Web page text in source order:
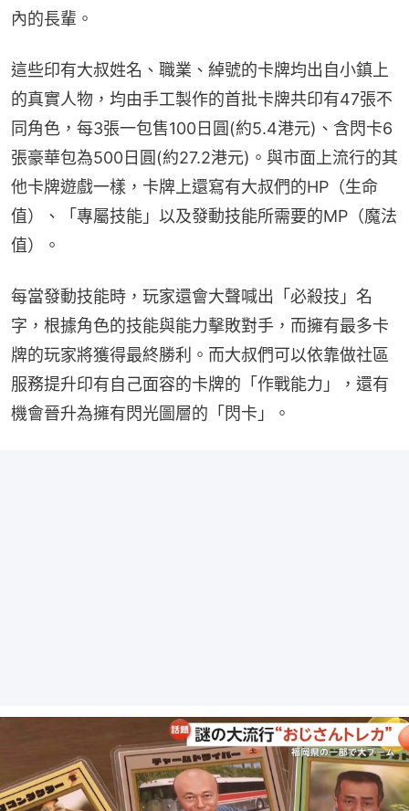
內的長輩。
這些印有大叔姓名、職業、綽號的卡牌均出自小鎮上
的真實人物，均由手工製作的首批卡牌共印有47張不
同角色，每3張一包售100日圓(約5.4港元)、含閃卡6
張豪華包為500日圓(約27.2港元)。與市面上流行的其
他卡牌遊戲一樣，卡牌上還寫有大叔們的HP（生命
值）、「專屬技能」以及發動技能所需要的MP（魔法
值）。
每當發動技能時，玩家還會大聲喊出「必殺技」名
字，根據角色的技能與能力擊敗對手，而擁有最多卡
牌的玩家將獲得最終勝利。而大叔們可以依靠做社區
服務提升印有自己面容的卡牌的「作戰能力」，還有
機會晉升為擁有閃光圖層的「閃卡」。